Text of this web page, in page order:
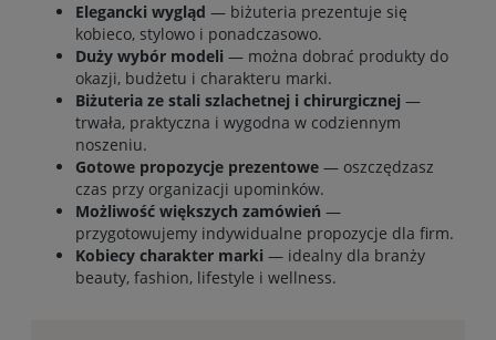
Elegancki wygląd — biżuteria prezentuje się
kobieco, stylowo i ponadczasowo.
Duży wybór modeli — można dobrać produkty do
okazji, budżetu i charakteru marki.
Biżuteria ze stali szlachetnej i chirurgicznej —
trwała, praktyczna i wygodna w codziennym
noszeniu.
Gotowe propozycje prezentowe — oszczędzasz
czas przy organizacji upominków.
Możliwość większych zamówień —
przygotowujemy indywidualne propozycje dla firm.
Kobiecy charakter marki — idealny dla branży
beauty, fashion, lifestyle i wellness.